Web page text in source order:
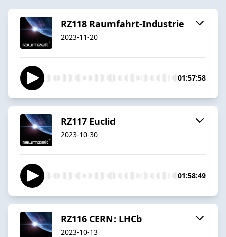
RZ118 Raumfahrt-Industrie
2023-11-20
01:57:58
RZ117 Euclid
2023-10-30
01:58:49
RZ116 CERN: LHCb
2023-10-13